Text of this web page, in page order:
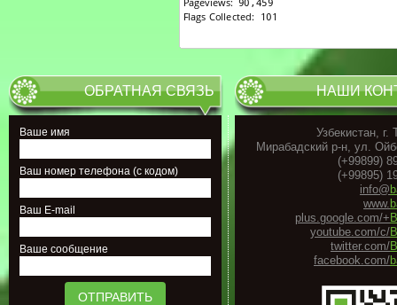
ОБРАТНАЯ СВЯЗЬ
Ваше имя
Ваш номер телефона (с кодом)
Ваш E-mail
Ваше сообщение
ОТПРАВИТЬ
НАШИ
Узбекистан, г.
Мирабадский р-н, ул.
(+99899)
(+99895)
info@
www.
plus.google.com/+
youtube.com/c/
twitter.com/
facebook.com/